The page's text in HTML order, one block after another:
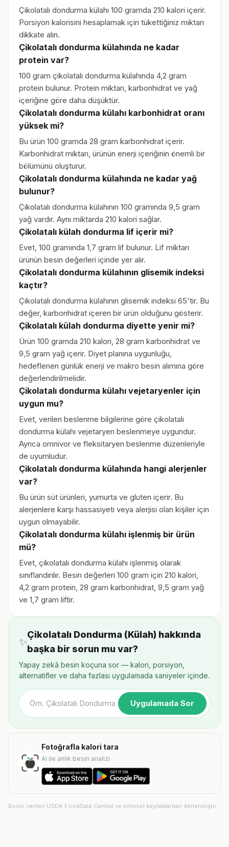
Çikolatalı dondurma külahı 100 gramda 210 kalori içerir.
Porsiyon kalorisini hesaplamak için tükettiğiniz miktarı
dikkate alın.
Çikolatalı dondurma külahında ne kadar
protein var?
100 gram çikolatalı dondurma külahında 4,2 gram
protein bulunur. Protein miktarı, karbonhidrat ve yağ
içeriğine göre daha düşüktür.
Çikolatalı dondurma külahı karbonhidrat oranı
yüksek mi?
Bu ürün 100 gramda 28 gram karbonhidrat içerir.
Karbonhidrat miktarı, ürünün enerji içeriğinin önemli bir
bölümünü oluşturur.
Çikolatalı dondurma külahında ne kadar yağ
bulunur?
Çikolatalı dondurma külahının 100 gramında 9,5 gram
yağ vardır. Aynı miktarda 210 kalori sağlar.
Çikolatalı külah dondurma lif içerir mi?
Evet, 100 gramında 1,7 gram lif bulunur. Lif miktarı
ürünün besin değerleri içinde yer alır.
Çikolatalı dondurma külahının glisemik indeksi
kaçtır?
Çikolatalı dondurma külahının glisemik indeksi 65'tir. Bu
değer, karbonhidrat içeren bir ürün olduğunu gösterir.
Çikolatalı külah dondurma diyette yenir mi?
Ürün 100 gramda 210 kalori, 28 gram karbonhidrat ve
9,5 gram yağ içerir. Diyet planına uygunluğu,
hedeflenen günlük enerji ve makro besin alımına göre
değerlendirilmelidir.
Çikolatalı dondurma külahı vejetaryenler için
uygun mu?
Evet, verilen beslenme bilgilerine göre çikolatalı
dondurma külahı vejetaryen beslenmeye uygundur.
Ayrıca omnivor ve fleksitaryen beslenme düzenleriyle
de uyumludur.
Çikolatalı dondurma külahında hangi alerjenler
var?
Bu ürün süt ürünleri, yumurta ve gluten içerir. Bu
alerjenlere karşı hassasiyeti veya alerjisi olan kişiler için
uygun olmayabilir.
Çikolatalı dondurma külahı işlenmiş bir ürün
mü?
Evet, çikolatalı dondurma külahı işlenmiş olarak
sınıflandırılır. Besin değerleri 100 gram için 210 kalori,
4,2 gram protein, 28 gram karbonhidrat, 9,5 gram yağ
ve 1,7 gram liftir.
✨
Çikolatalı Dondurma (Külah) hakkında
başka bir sorun mu var?
Yapay zekâ besin koçuna sor — kalori, porsiyon,
alternatifler ve daha fazlası uygulamada saniyeler içinde.
Uygulamada Sor
Fotoğrafla kalori tara
AI ile anlık besin analizi
Besin verileri USDA FoodData Central ve bilimsel kaynaklardan derlenmiştir.